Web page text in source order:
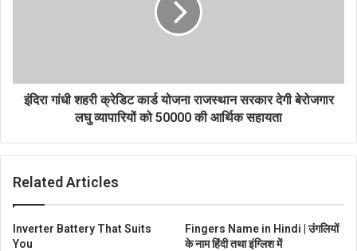
इंदिरा गांधी शहरी क्रेडिट कार्ड योजना राजस्थान सरकार देगी बेरोजगार
लघु व्यापारियों को 50000 की आर्थिक सहायता
Related Articles
Inverter Battery That Suits
You
Fingers Name in Hindi | उंगलियों
के नाम हिंदी तथा इंग्लिश में